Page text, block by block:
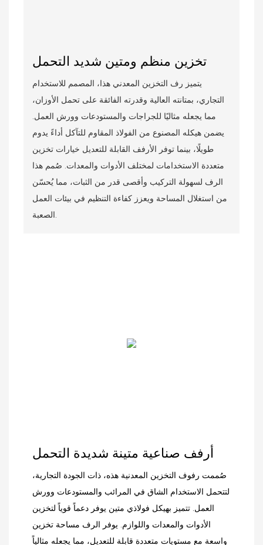
تخزين منظم ومتين شديد التحمل
يتميز رف التخزين المعدني هذا، المصمم للاستخدام
التجاري، بمتانته العالية وقدرته الفائقة على تحمل الأوزان،
مما يجعله مثاليًا للجراجات والمستودعات وورش العمل.
يضمن هيكله المصنوع من الفولاذ المقاوم للتآكل أداءً يدوم
طويلًا، بينما توفر الأرفف القابلة للتعديل خيارات تخزين
متعددة الاستخدامات لمختلف الأدوات والمعدات. صُمم هذا
الرف لسهولة التركيب وأقصى قدر من الثبات، مما يُحسّن
من استغلال المساحة ويعزز كفاءة التنظيم في بيئات العمل
الصعبة.
أرفف صناعية متينة شديدة التحمل
صُممت رفوف التخزين المعدنية هذه، ذات الجودة التجارية،
لتتحمل الاستخدام الشاق في المرائب والمستودعات وورش
العمل. تتميز بهيكل فولاذي متين يوفر دعماً قوياً لتخزين
الأدوات والمعدات واللوازم. يوفر الرف مساحة تخزين
واسعة مع مستويات متعددة قابلة للتعديل، مما يجعله مثالياً